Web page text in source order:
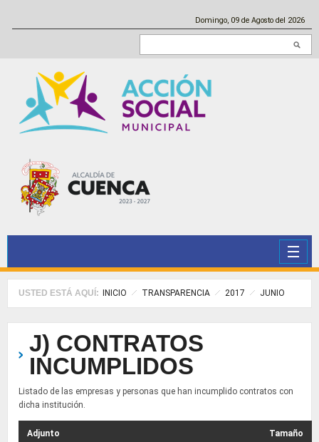
Domingo, 09 de Agosto del 2026
USTED ESTÁ AQUÍ: INICIO TRANSPARENCIA 2017 JUNIO
J) CONTRATOS
INCUMPLIDOS
Listado de las empresas y personas que han incumplido contratos con
dicha institución.
Adjunto Tamaño